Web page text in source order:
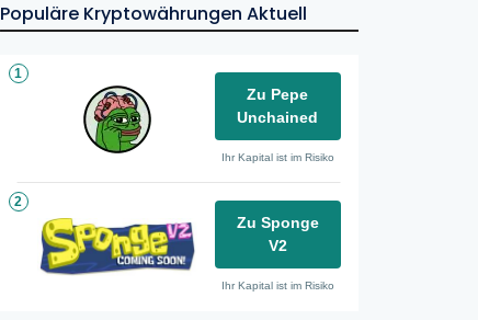
Populäre Kryptowährungen Aktuell
1
Zu Pepe
Unchained
Ihr Kapital ist im Risiko
2
Zu Sponge
V2
Ihr Kapital ist im Risiko